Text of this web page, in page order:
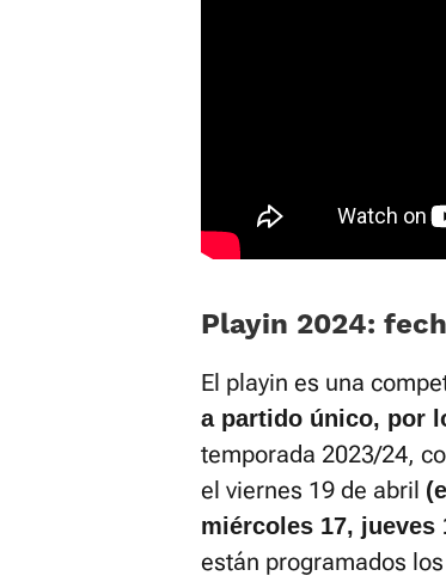
Playin 2024:
El playin es una
a partido único, por
temporada 2023/24,
el viernes 19 de abril
miércoles 17, jueves
están programados